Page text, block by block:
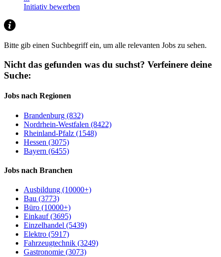
Initiativ bewerben
Bitte gib einen Suchbegriff ein, um alle relevanten Jobs zu sehen.
Nicht das gefunden was du suchst? Verfeinere deine
Suche:
Jobs nach Regionen
Brandenburg (832)
Nordrhein-Westfalen (8422)
Rheinland-Pfalz (1548)
Hessen (3075)
Bayern (6455)
Jobs nach Branchen
Ausbildung (10000+)
Bau (3773)
Büro (10000+)
Einkauf (3695)
Einzelhandel (5439)
Elektro (5917)
Fahrzeugtechnik (3249)
Gastronomie (3073)